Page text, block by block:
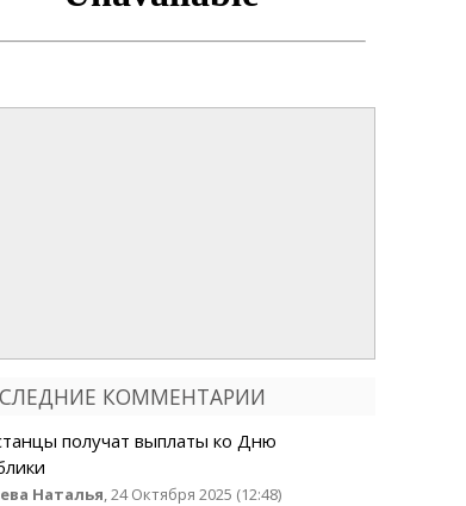
КОММЕНТАРИИ
получат выплаты ко Дню
Наталья, 24 Октября 2025 (12:48)